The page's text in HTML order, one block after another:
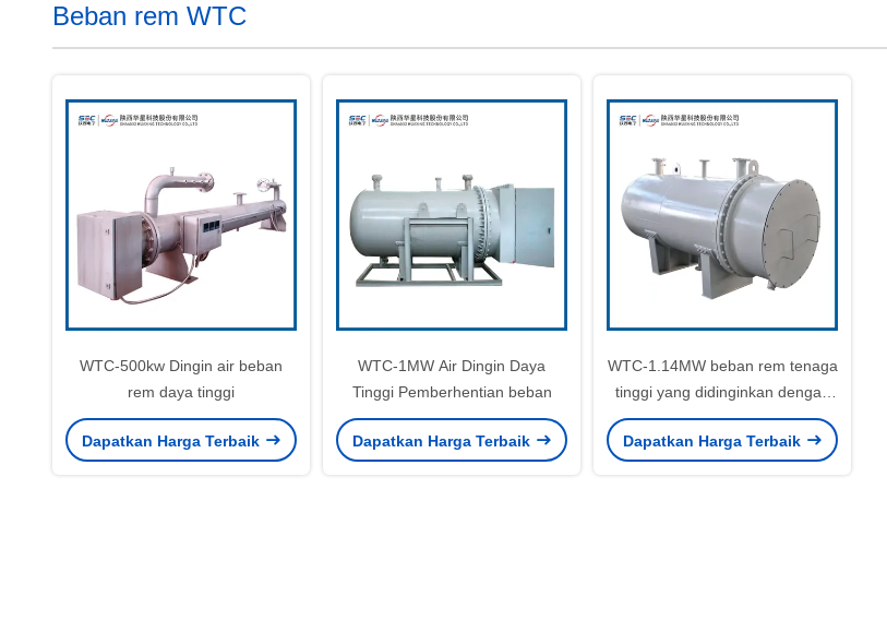
Beban rem WTC
WTC-500kw Dingin air beban
rem daya tinggi
Dapatkan Harga Terbaik
WTC-1MW Air Dingin Daya
Tinggi Pemberhentian beban
Dapatkan Harga Terbaik
WTC-1.14MW beban rem tenaga
tinggi yang didinginkan dengan
air
Dapatkan Harga Terbaik